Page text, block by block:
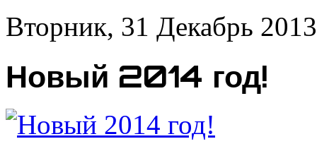
Вторник, 31 Декабрь
Новый 2014 год!